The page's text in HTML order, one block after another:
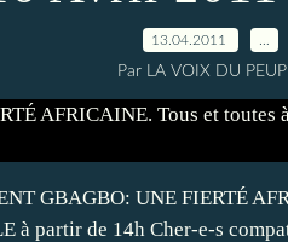
13.04.2011
Par LA VOIX DU
GBAGBO: UNE FIERTÉ
à partir de 14h Cher-e-s